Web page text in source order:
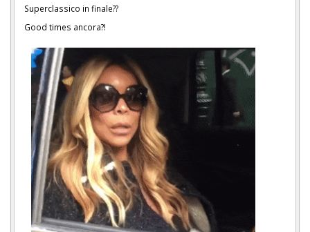
Superclassico in finale??
Good times ancora?!